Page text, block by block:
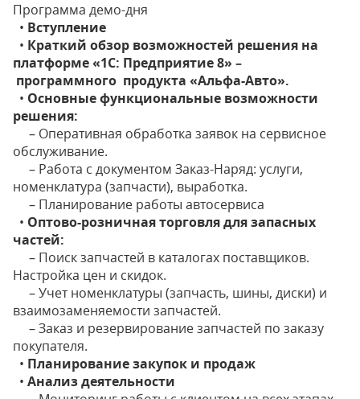
Программа демо-дня
• Вступление
• Краткий обзор возможностей решения на
платформе «1С: Предприятие 8» –
программного продукта «Альфа-Авто».
• Основные функциональные возможности
решения:
– Оперативная обработка заявок на сервисное
обслуживание.
– Работа с документом Заказ-Наряд: услуги,
номенклатура (запчасти), выработка.
– Планирование работы автосервиса
• Оптово-розничная торговля для запасных
частей:
– Поиск запчастей в каталогах поставщиков.
Настройка цен и скидок.
– Учет номенклатуры (запчасть, шины, диски) и
взаимозаменяемости запчастей.
– Заказ и резервирование запчастей по заказу
покупателя.
• Планирование закупок и продаж
• Анализ деятельности